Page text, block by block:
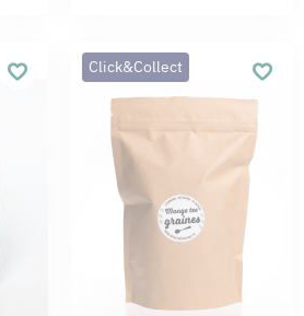
Click&Collect